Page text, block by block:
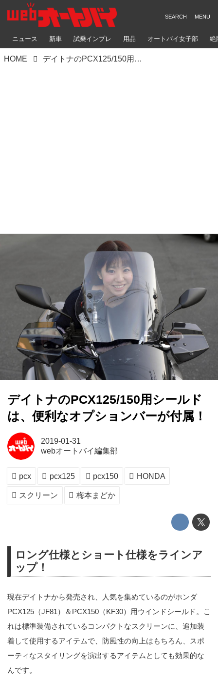
ニュース 新車 試乗インプレ 用品 オートバイ女子部 絶
HOME デイトナのPCX125/150用シールドは、便利なオプションバーが付属！
デイトナのPCX125/150用シールド
は、便利なオプションバーが付属！
2019-01-31
webオートバイ編集部
pcx pcx125 pcx150 HONDA
スクリーン 梅本まどか
ロング仕様とショート仕様をラインア
ップ！
現在デイトナから発売され、人気を集めているのがホンダ
PCX125（JF81）＆PCX150（KF30）用ウインドシールド。こ
れは標準装備されているコンパクトなスクリーンに、追加装
着して使用するアイテムで、防風性の向上はもちろん、スポ
ーティなスタイリングを演出するアイテムとしても効果的な
んです。